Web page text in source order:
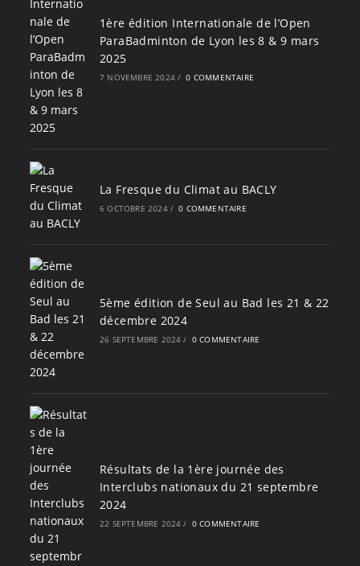
1ère édition Internationale de l’Open
ParaBadminton de Lyon les 8 & 9 mars
2025
7 NOVEMBRE 2024 / 0 COMMENTAIRE
La Fresque du Climat au BACLY
6 OCTOBRE 2024 / 0 COMMENTAIRE
5ème édition de Seul au Bad les 21 & 22
décembre 2024
26 SEPTEMBRE 2024 / 0 COMMENTAIRE
Résultats de la 1ère journée des
Interclubs nationaux du 21 septembre
2024
22 SEPTEMBRE 2024 / 0 COMMENTAIRE